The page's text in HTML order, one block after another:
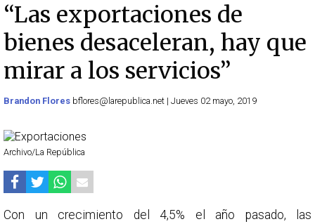
“Las exportaciones de
bienes desaceleran, hay que
mirar a los servicios”
Brandon Flores bflores@larepublica.net | Jueves 02 mayo, 2019
Archivo/La República
Con un crecimiento del 4,5% el año pasado, las